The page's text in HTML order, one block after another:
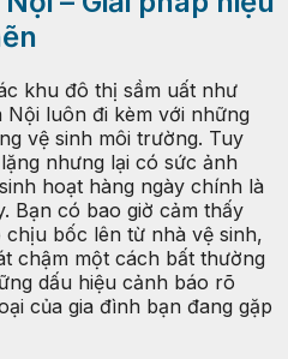
khu đô thị sầm uất như
Nội luôn đi kèm với những
vệ sinh môi trường. Tuy
nhưng lại có sức ảnh
hoạt hàng ngày chính là
Bạn có bao giờ cảm thấy
bốc lên từ nhà vệ sinh,
chậm một cách bất thường
dấu hiệu cảnh báo rõ
của gia đình bạn đang gặp